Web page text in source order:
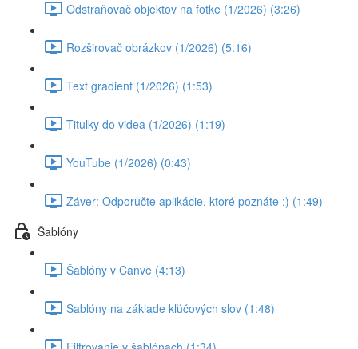
Odstraňovač objektov na fotke (1/2026) (3:26)
Rozširovač obrázkov (1/2026) (5:16)
Text gradient (1/2026) (1:53)
Titulky do videa (1/2026) (1:19)
YouTube (1/2026) (0:43)
Záver: Odporučte aplikácie, ktoré poznáte :) (1:49)
Šablóny
Šablóny v Canve (4:13)
Šablóny na základe kľúčových slov (1:48)